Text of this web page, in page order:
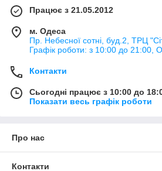
Працює з 21.05.2012
м. Одеса
Пр. Небесної сотні, буд.2, ТРЦ
Графік роботи: з 10:00 до 21:00,
Контакти
Сьогодні працює з 10:00 до
Показати весь графік роботи
Про нас
Контакти